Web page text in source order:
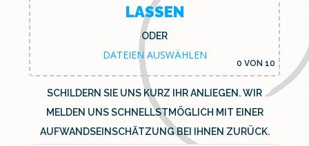
LASSEN
ODER
DATEIEN AUSWÄHLEN
0 VON 10
SCHILDERN SIE UNS KURZ IHR ANLIEGEN. WIR
MELDEN UNS SCHNELLSTMÖGLICH MIT EINER
AUFWANDSEINSCHÄTZUNG BEI IHNEN ZURÜCK.